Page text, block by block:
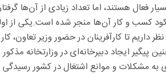
فعال هستند، اما تعداد زیادی از آن‌ها
کسب و کار آن‌ها منجر شده است.یکی از
تا کارآفرینان در حضور وزیر تعاون،
پیگیر ایجاد دبیرخانه‌ای در وزارتخانه
به مشکلات و موانع اشتغال در کشور